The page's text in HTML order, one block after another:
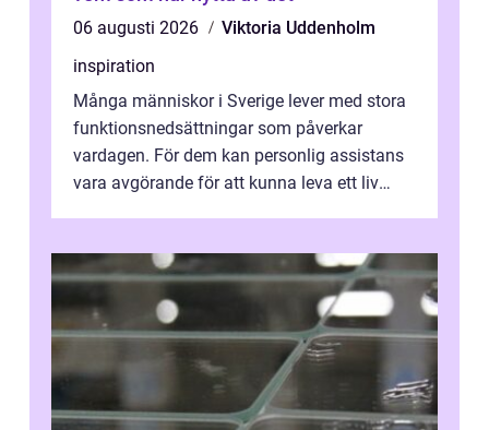
06 augusti 2026
Viktoria Uddenholm
inspiration
Många människor i Sverige lever med stora
funktionsnedsättningar som påverkar
vardagen. För dem kan personlig assistans
vara avgörande för att kunna leva ett liv